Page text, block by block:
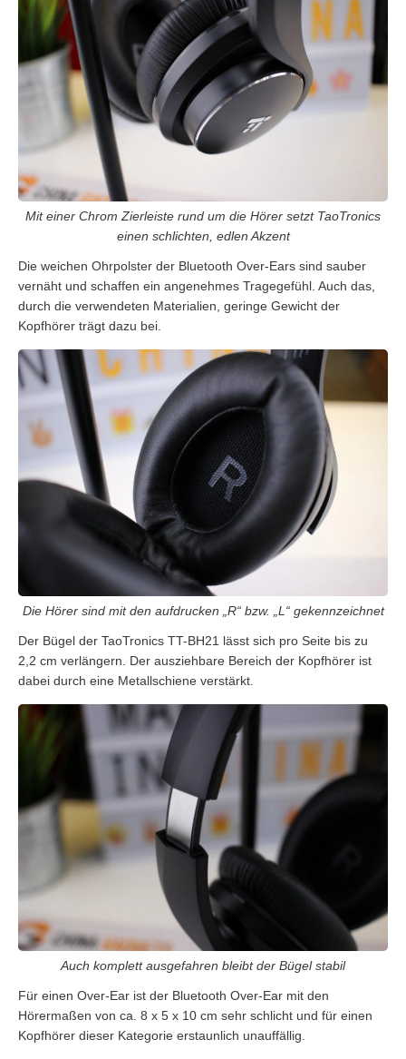
Mit einer Chrom Zierleiste rund um die Hörer setzt TaoTronics
einen schlichten, edlen Akzent
Die weichen Ohrpolster der Bluetooth Over-Ears sind sauber
vernäht und schaffen ein angenehmes Tragegefühl. Auch das,
durch die verwendeten Materialien, geringe Gewicht der
Kopfhörer trägt dazu bei.
Die Hörer sind mit den aufdrucken „R“ bzw. „L“ gekennzeichnet
Der Bügel der TaoTronics TT-BH21 lässt sich pro Seite bis zu
2,2 cm verlängern. Der ausziehbare Bereich der Kopfhörer ist
dabei durch eine Metallschiene verstärkt.
Auch komplett ausgefahren bleibt der Bügel stabil
Für einen Over-Ear ist der Bluetooth Over-Ear mit den
Hörermaßen von ca. 8 x 5 x 10 cm sehr schlicht und für einen
Kopfhörer dieser Kategorie erstaunlich unauffällig.